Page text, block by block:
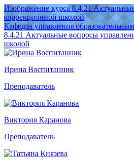
Изображение курса 8.4.21
коррекционной школой
Кафедра управления
8.4.21 Актуальные вопросы
школой
Ирина Воспитанник
Преподаватель
Виктория Каранова
Преподаватель